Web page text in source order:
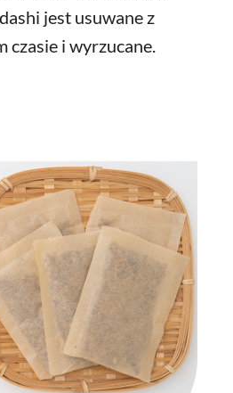
jest usuwane z
czasie i wyrzucane.